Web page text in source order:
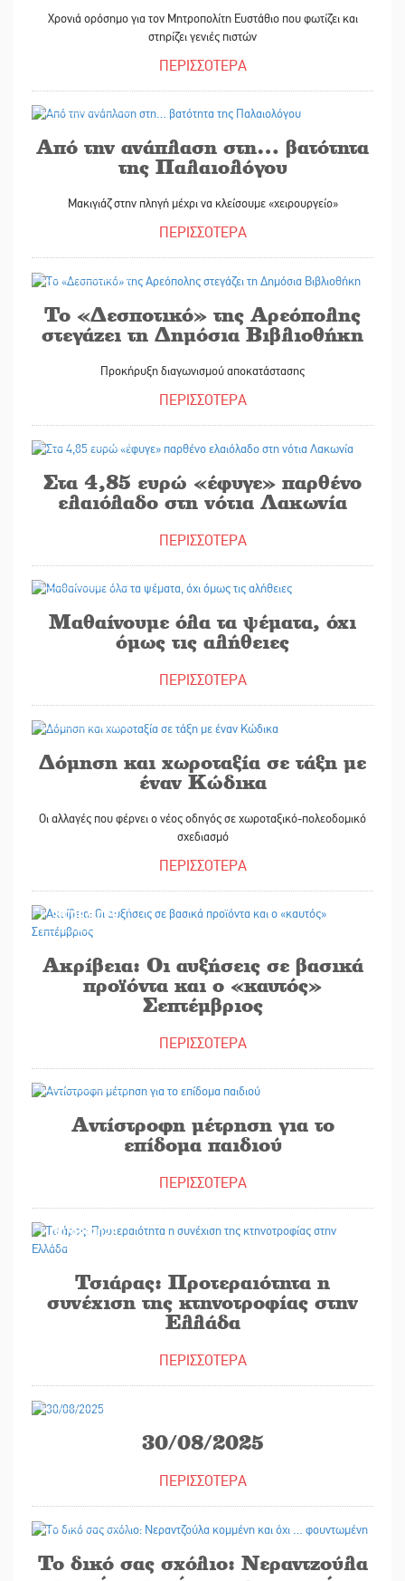
Χρονιά ορόσημο για τον Μητροπολίτη Ευστάθιο που φωτίζει και
στηρίζει γενιές πιστών
ΠΕΡΙΣΣΟΤΕΡΑ
Από την ανάπλαση στη… βατότητα
της Παλαιολόγου
Μακιγιάζ στην πληγή μέχρι να κλείσουμε «χειρουργείο»
ΠΕΡΙΣΣΟΤΕΡΑ
Το «Δεσποτικό» της Αρεόπολης
στεγάζει τη Δημόσια Βιβλιοθήκη
Προκήρυξη διαγωνισμού αποκατάστασης
ΠΕΡΙΣΣΟΤΕΡΑ
Στα 4,85 ευρώ «έφυγε» παρθένο
ελαιόλαδο στη νότια Λακωνία
ΠΕΡΙΣΣΟΤΕΡΑ
Μαθαίνουμε όλα τα ψέματα, όχι
όμως τις αλήθειες
ΠΕΡΙΣΣΟΤΕΡΑ
Δόμηση και χωροταξία σε τάξη με
έναν Κώδικα
Οι αλλαγές που φέρνει ο νέος οδηγός σε χωροταξικό-πολεοδομικό
σχεδιασμό
ΠΕΡΙΣΣΟΤΕΡΑ
30/08/2025
Ακρίβεια: Οι αυξήσεις σε βασικά
προϊόντα και ο «καυτός»
Σεπτέμβριος
ΠΕΡΙΣΣΟΤΕΡΑ
Αντίστροφη μέτρηση για το
επίδομα παιδιού
ΠΕΡΙΣΣΟΤΕΡΑ
30/08/2025
Τσιάρας: Προτεραιότητα η
συνέχιση της κτηνοτροφίας στην
Ελλάδα
ΠΕΡΙΣΣΟΤΕΡΑ
30/08/2025
ΠΕΡΙΣΣΟΤΕΡΑ
Το δικό σας σχόλιο: Νεραντζούλα